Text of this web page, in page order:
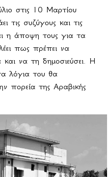
στις 10 Μαρτίου
συζύγους και τις
η άποψη τους για τα
πως πρέπει να
και να τη δημοσιεύσει. Η
λόγια του θα
πορεία της Αραβικής